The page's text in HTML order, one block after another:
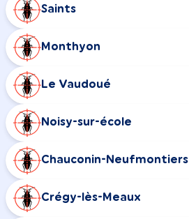
Saints
Monthyon
Le Vaudoué
Noisy-sur-école
Chauconin-Neufmontiers
Crégy-lès-Meaux